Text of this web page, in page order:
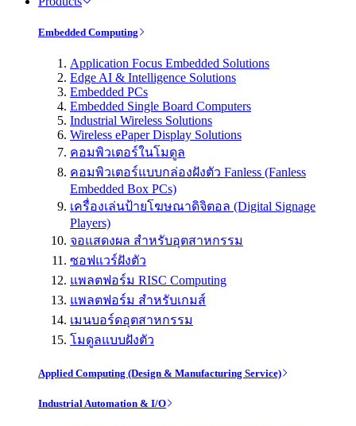
Embedded Computing
Application Focus Embedded Solutions
Edge AI & Intelligence Solutions
Embedded PCs
Embedded Single Board Computers
Industrial Wireless Solutions
Wireless ePaper Display Solutions
คอมพิวเตอร์ในโมดูล
คอมพิวเตอร์แบบกล่องฝังตัว Fanless (Fanless
Embedded Box PCs)
เครื่องเล่นป้ายโฆษณาดิจิตอล (Digital Signage
Players)
จอแสดงผล สำหรับอุตสาหกรรม
ซอฟแวร์ฝังตัว
แพลตฟอร์ม RISC Computing
แพลตฟอร์ม สำหรับเกมส์
เมนบอร์ดอุตสาหกรรม
โมดูลแบบฝังตัว
Applied Computing (Design & Manufacturing Service)
Industrial Automation & I/O